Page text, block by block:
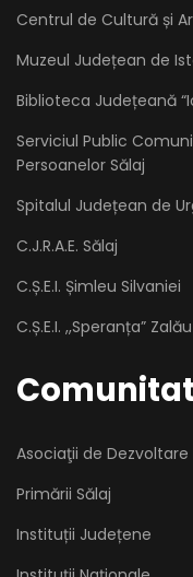
Centrul de Cultură și
Muzeul Județean de
Biblioteca Județeană
Serviciul Public
Persoanelor Sălaj
Spitalul Județean de
C.J.R.A.E. Sălaj
C.Ș.E.I. Șimleu Silvaniei
C.Ș.E.I. ,,Speranța” Zalău
Asociaţii de
Primării Sălaj
Instituții Județene